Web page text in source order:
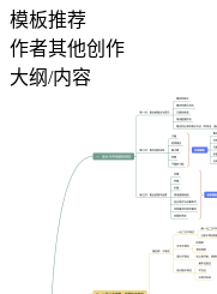
模板推荐
作者其他创作
大纲/内容